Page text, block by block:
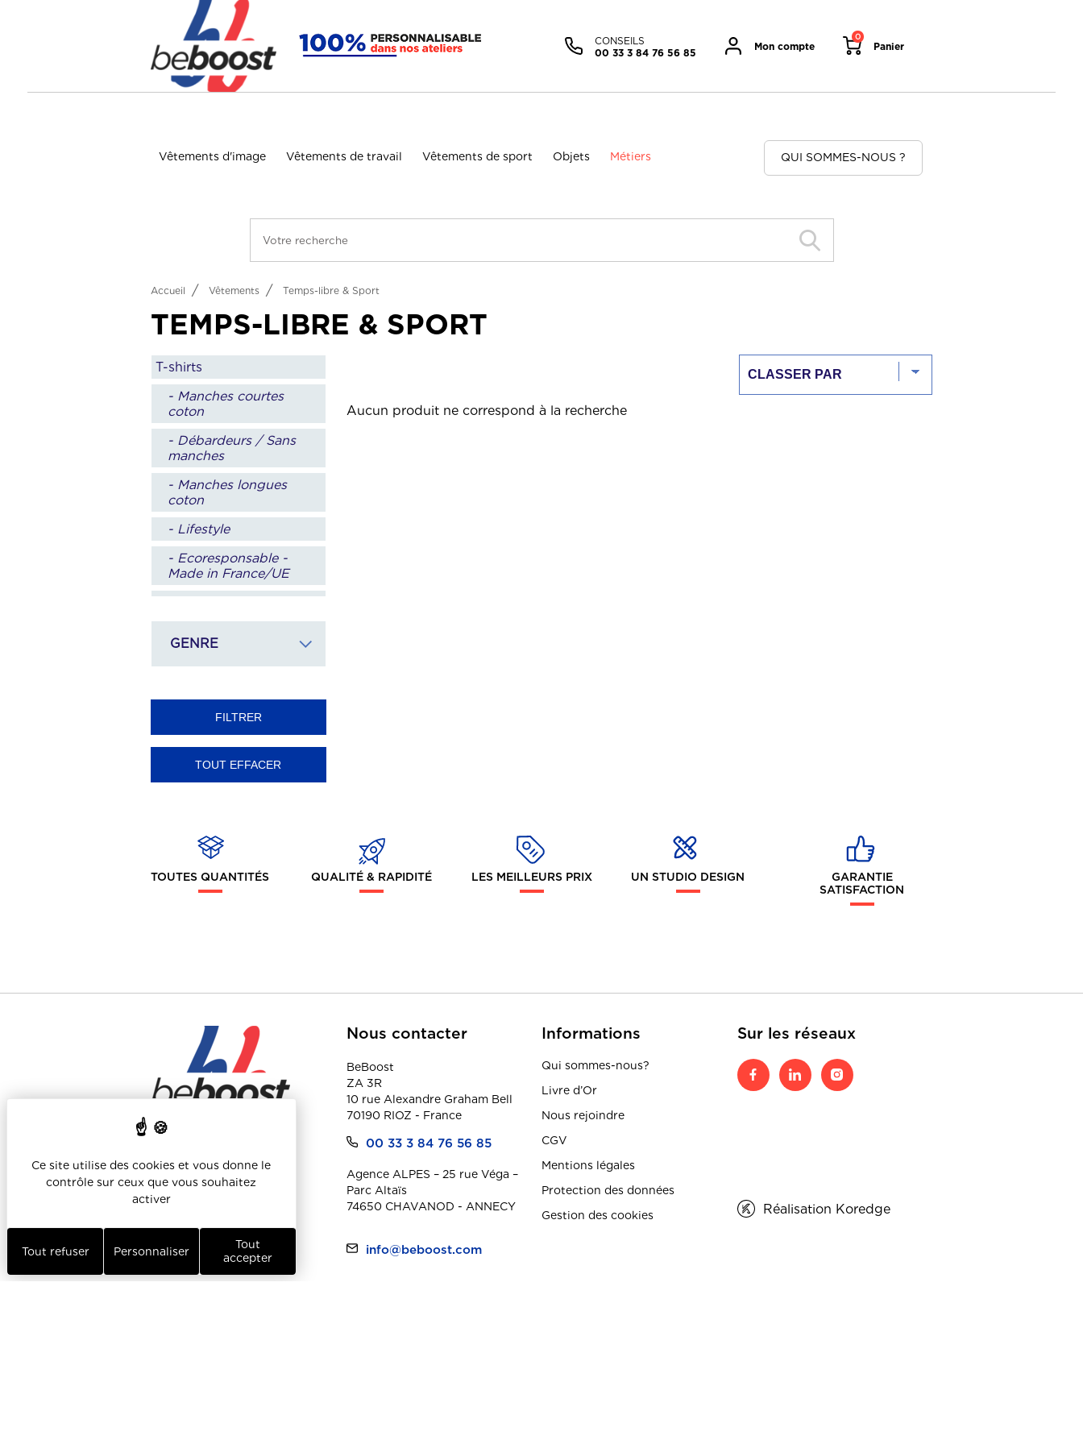
CONSEILS
00 33 3 84 76 56 85
Mon compte
0
Panier
Vêtements d'image Vêtements de travail Vêtements de sport Objets Métiers QUI SOMMES-NOUS ?
Accueil Vêtements Temps-libre & Sport
TEMPS-LIBRE & SPORT
T-shirts
- Manches courtes
coton
- Débardeurs / Sans
manches
- Manches longues
coton
- Lifestyle
- Ecoresponsable -
Made in France/UE
- Manche courtes
- Lifestyle / Contrasté
Sweat-shirts
- Cols ronds
- Ecoresponsable -
- Sport
- Full-Zip & capuche
Polaires & softshell
- Ecoresponsable -
Made In France/UE
Vestes
- Coupe-vent et pluie
GENRE
Aucun produit ne correspond à la recherche
TOUTES QUANTITÉS QUALITÉ & RAPIDITÉ LES MEILLEURS PRIX UN STUDIO DESIGN
GARANTIE
SATISFACTION
Nous contacter
BeBoost
ZA 3R
10 rue Alexandre Graham Bell
70190 RIOZ - France
00 33 3 84 76 56 85
Agence ALPES – 25 rue Véga –
Parc Altaïs
74650 CHAVANOD - ANNECY
info@beboost.com
Informations
Qui sommes-nous?
Livre d’Or
Nous rejoindre
CGV
Mentions légales
Protection des données
Gestion des cookies
Sur les réseaux
Réalisation Koredge
Panneau de gestion des cookies
Ce site utilise des cookies et vous donne le
contrôle sur ceux que vous souhaitez
activer
Tout
accepter
Tout refuser Personnaliser